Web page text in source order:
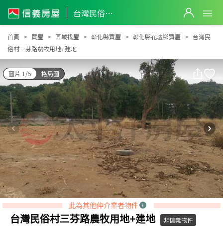
台灣民俗村三芬路農牧用地+建地
台灣民俗村三芬路農牧用地+建地
首頁 買屋 區域找屋 彰化縣買屋 彰化縣花壇鄉買屋
台灣民
俗村三芬路農牧用地+建地
圖片 1/5 格局圖
此為其他仲介業者物件
台灣民俗村三芬路農牧用地+建地 非信義物件